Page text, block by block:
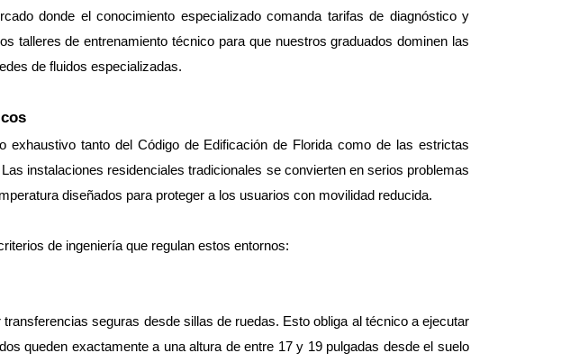
donde el conocimiento especializado comanda tarifas de diagnóstico y
talleres de entrenamiento técnico para que nuestros graduados dominen las
de fluidos especializadas.
tanto del Código de Edificación de Florida como de las estrictas
instalaciones residenciales tradicionales se convierten en serios problemas
diseñados para proteger a los usuarios con movilidad reducida.
de ingeniería que regulan estos entornos:
seguras desde sillas de ruedas. Esto obliga al técnico a ejecutar
queden exactamente a una altura de entre 17 y 19 pulgadas desde el suelo